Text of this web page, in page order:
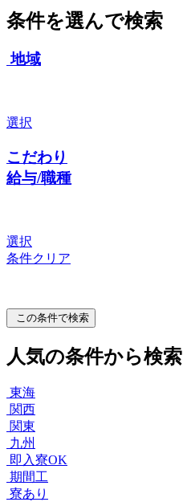
条件を選んで検索
地域
選択
こだわり
給与/職種
選択
条件クリア
この条件で検索
人気の条件から検索
東海
関西
関東
九州
即入寮OK
期間工
寮あり